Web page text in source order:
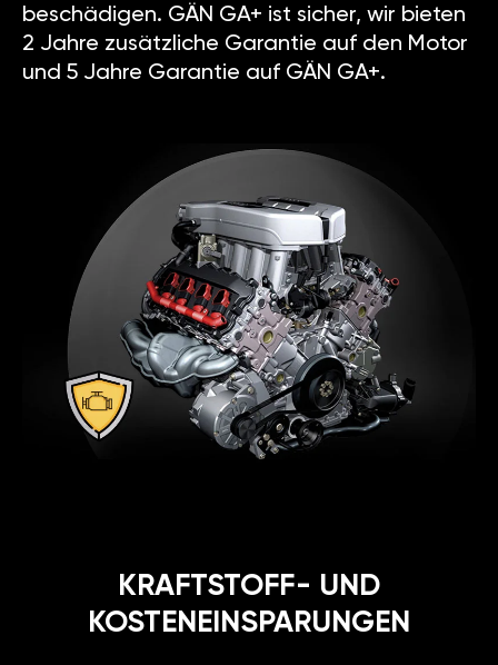
beschädigen. GÄN GA+ ist sicher, wir bieten
2 Jahre zusätzliche Garantie auf den Motor
und 5 Jahre Garantie auf GÄN GA+.
KRAFTSTOFF- UND
KOSTENEINSPARUNGEN